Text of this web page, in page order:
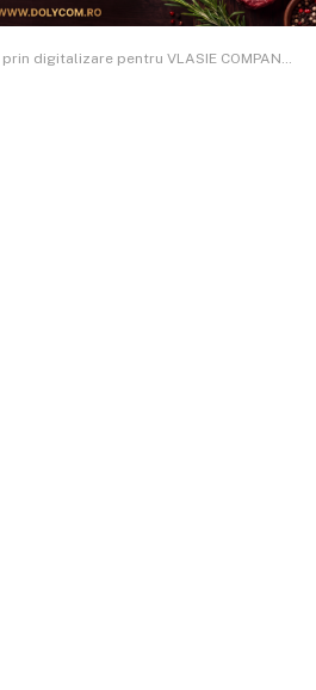
digitalizare pentru VLASIE COMPANY SRL